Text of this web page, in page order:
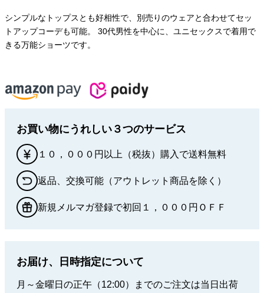
シンプルなトップスとも好相性で、別売りのウェアと合わせてセッ
トアップコーデも可能。 30代男性を中心に、ユニセックスで着用で
きる万能ショーツです。
お買い物にうれしい３つのサービス
１０，０００円以上（税抜）購入で送料無料
返品、交換可能（アウトレット商品を除く）
新規メルマガ登録で初回１，０００円ＯＦＦ
お届け、日時指定について
月～金曜日の正午（12:00）までのご注文は当日出荷